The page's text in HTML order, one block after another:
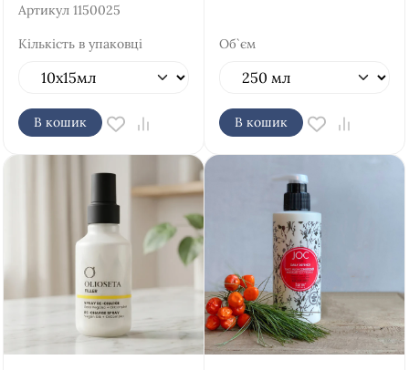
Артикул 1150025
Кількість в упаковці
В кошик
Об`єм
В кошик